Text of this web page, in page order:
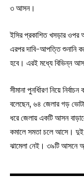
৩ আসন।
ইসির প্রকাশিত খসড়ার ওপর
এরপর দাবি-আপত্তি শুনানি
হবে। এরই মধ্যে বিভিন্ন
সীমানা পুনর্ধিারণ নিয়ে
বলেছেন, ৬৪ জেলার গড়
ধরে জেলায় একটি আসন
কমালে সমতা চলে আসে।
ঝামেলা নেই। ৩৯টি আসনে